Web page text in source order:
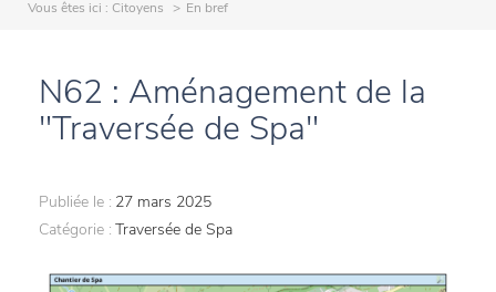
Vous êtes ici : Citoyens En bref
N62 : Aménagement de la
"Traversée de Spa"
Publiée le : 27 mars 2025
Catégorie : Traversée de Spa